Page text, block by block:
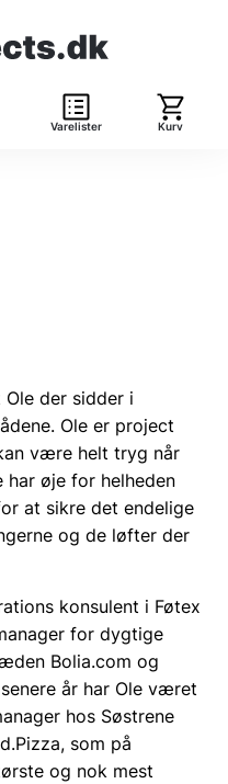
Varelister Kurv
der sidder i
Ole er project
være helt tryg når
har øje for helheden
at sikre det endelige
og de løfter der
konsulent i Føtex
for dygtige
Bolia.com og
år har Ole været
hos Søstrene
som på
og nok mest